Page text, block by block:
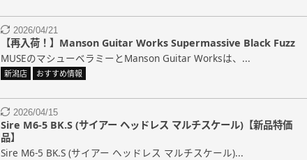
2026/04/21
【再入荷！】Manson Guitar Works Supermassive Black Fuzz
MUSEのマシューベラミーとManson Guitar Worksは、...
新潟店 おすすめ情報
2026/04/15
Sire M6-5 BK.S (サイアー ヘッドレス マルチスケール)【新品特価
品】
Sire M6-5 BK.S (サイアー ヘッドレス マルチスケール)...